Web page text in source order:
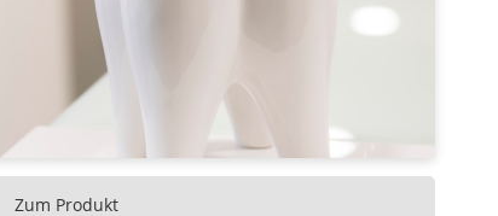
Zum Produkt